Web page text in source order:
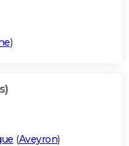
)
(Aveyron)